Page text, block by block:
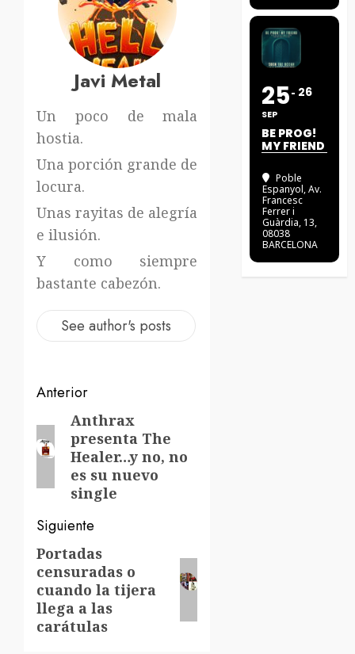
Javi Metal
Un poco de mala
hostia.
Una porción grande de
locura.
Unas rayitas de alegría
e ilusión.
Y como siempre
bastante cabezón.
See author's posts
Navegación
de
entradas
Anterior
Entrada
anterior:
Anthrax
presenta The
Healer…y no, no
es su nuevo
single
Siguiente
Siguiente
entrada:
Portadas
censuradas o
cuando la tijera
llega a las
carátulas
25
SEP
26
BE PROG!
MY FRIEND
Poble
Espanyol, Av.
Francesc
Ferrer i
Guàrdia, 13,
08038
BARCELONA